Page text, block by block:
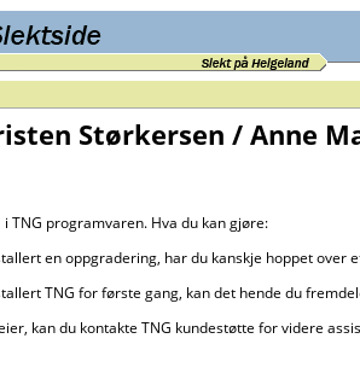
Størkersen / Anne
TNG programvaren. Hva du kan gjøre:
en oppgradering, har du kanskje hoppet
TNG for første gang, kan det hende du
kan du kontakte TNG kundestøtte for videre